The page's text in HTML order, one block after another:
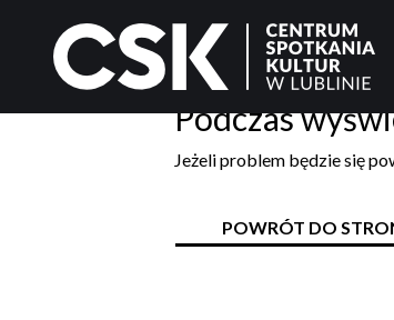
Podczas
Jeżeli problem będzie się
POWRÓT DO